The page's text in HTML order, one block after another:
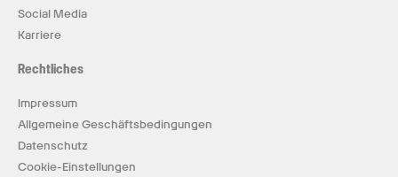
Social Media
Karriere
Rechtliches
Impressum
Allgemeine Geschäftsbedingungen
Datenschutz
Cookie-Einstellungen